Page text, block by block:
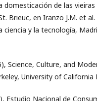
domesticación de las
Brieuc, en Iranzo J.M. et
ciencia y la tecnología,
Science, Culture, and
University of California
Estudio Nacional de